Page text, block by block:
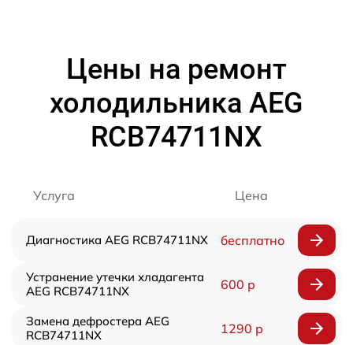
Цены на ремонт
холодильника AEG
RCB74711NX
Услуга Цена
Диагностика AEG RCB74711NX бесплатно
Устранение утечки хладагента
AEG RCB74711NX
600 р
Замена дефростера AEG
RCB74711NX
1290 р